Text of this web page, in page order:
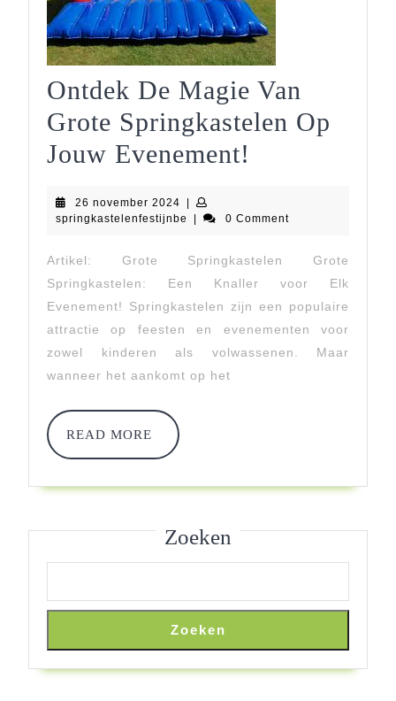
Ontdek De Magie Van
Grote Springkastelen Op
Jouw Evenement!
Magie
Van
Grote
Op
26 november 2024 26
november
springkastelenfestijnbe springkastelenfestijnbe
0 Comment
Artikel: Grote Springkastelen Grote
Springkastelen: Een Knaller voor Elk
Evenement! Springkastelen zijn een populaire
attractie op feesten en evenementen voor
zowel kinderen als volwassenen. Maar
wanneer het aankomt op het
READ MORE
READ
MORE
Zoeken
Zoeken